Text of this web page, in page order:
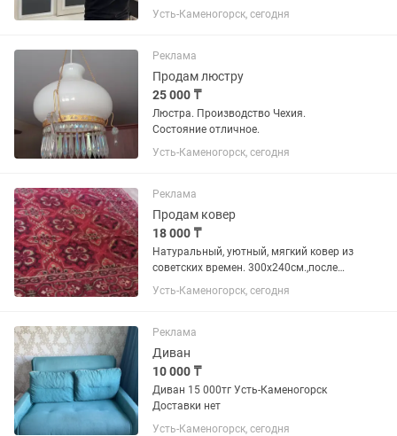
Казахстану. Большой выбор тканей.
Бесплатный Замер. Технолог приедет к
варианты рассрочки.
Усть-Каменогорск, сегодня
Реклама
Продам люстру
25 000 ₸
Люстра. Производство Чехия.
Состояние отличное.
Усть-Каменогорск, сегодня
Реклама
Продам ковер
18 000 ₸
Натуральный, уютный, мягкий ковер из
советских времен. 300х240см.,после
профессиональной чистки.
Усть-Каменогорск, сегодня
Реклама
Диван
10 000 ₸
Диван 15 000тг Усть-Каменогорск
Доставки нет
Усть-Каменогорск, сегодня